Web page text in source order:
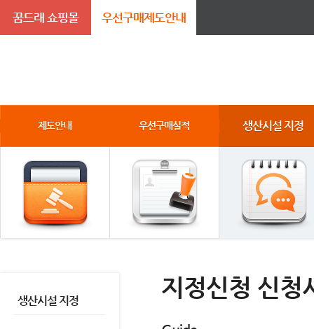
꿈드래 쇼핑몰 우선구매제도안내
제도안내 우선구매실적 생산시설 지정
생산시설 지정 지정신청 신청